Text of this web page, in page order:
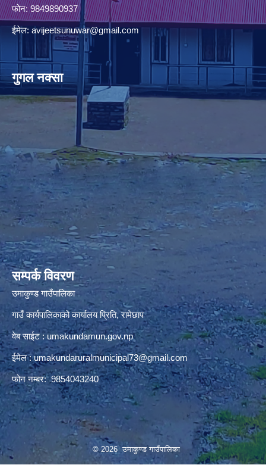
फोन: 9849890937
ईमेल: avijeetsunuwar@gmail.com
गुगल नक्सा
premium bootstrap themes
सम्पर्क विवरण
उमाकुण्ड गाउँपालिका
गाउँ कार्यपालिकाको कार्यालय प्रिति, रामेछाप
वेब साईट : umakundamun.gov.np
ईमेल :umakundaruralmunicipal73@gmail.com
फोन नम्बर: 9854043240
© 2026 उमाकुण्ड गाउँपालिका